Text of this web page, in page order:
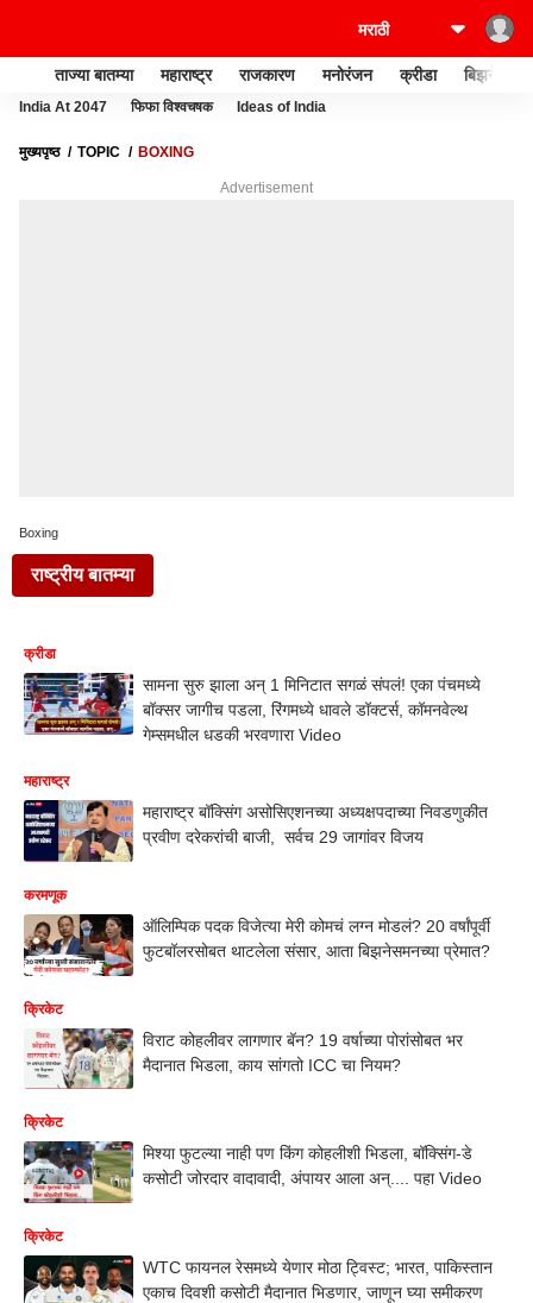
ताज्या बातम्या महाराष्ट्र राजकारण मनोरंजन क्रीडा बिझनेस
India At 2047 फिफा विश्वचषक Ideas of India
मुख्यपृष्ठ TOPIC BOXING
Advertisement
Boxing
राष्ट्रीय बातम्या
क्रीडा
सामना सुरु झाला अन् 1 मिनिटात सगळं संपलं! एका पंचमध्ये
बॉक्सर जागीच पडला, रिंगमध्ये धावले डॉक्टर्स, कॉमनवेल्थ
गेम्समधील धडकी भरवणारा Video
महाराष्ट्र
महाराष्ट्र बॉक्सिंग असोसिएशनच्या अध्यक्षपदाच्या निवडणुकीत
प्रवीण दरेकरांची बाजी, सर्वच 29 जागांवर विजय
करमणूक
ऑलिम्पिक पदक विजेत्या मेरी कोमचं लग्न मोडलं? 20 वर्षांपूर्वी
फुटबॉलरसोबत थाटलेला संसार, आता बिझनेसमनच्या प्रेमात?
क्रिकेट
विराट कोहलीवर लागणार बॅन? 19 वर्षाच्या पोरांसोबत भर
मैदानात भिडला, काय सांगतो ICC चा नियम?
क्रिकेट
मिश्या फुटल्या नाही पण किंग कोहलीशी भिडला, बॉक्सिंग-डे
कसोटी जोरदार वादावादी, अंपायर आला अन्.... पहा Video
क्रिकेट
WTC फायनल रेसमध्ये येणार मोठा ट्विस्ट; भारत, पाकिस्तान
एकाच दिवशी कसोटी मैदानात भिडणार, जाणून घ्या समीकरण